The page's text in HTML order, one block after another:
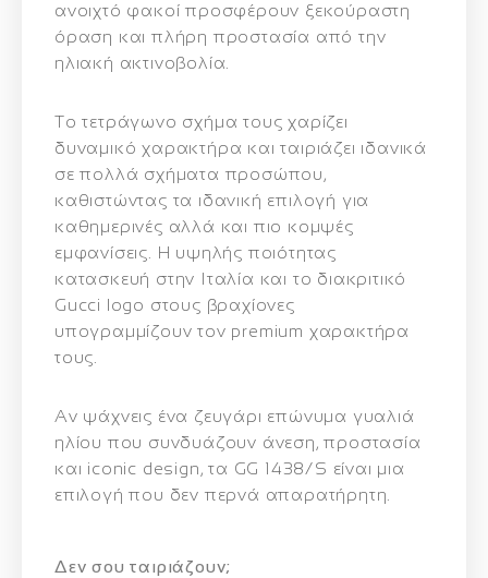
ανοιχτό φακοί προσφέρουν ξεκούραστη
όραση και πλήρη προστασία από την
ηλιακή ακτινοβολία.
Το τετράγωνο σχήμα τους χαρίζει
δυναμικό χαρακτήρα και ταιριάζει ιδανικά
σε πολλά σχήματα προσώπου,
καθιστώντας τα ιδανική επιλογή για
καθημερινές αλλά και πιο κομψές
εμφανίσεις. Η υψηλής ποιότητας
κατασκευή στην Ιταλία και το διακριτικό
Gucci logo στους βραχίονες
υπογραμμίζουν τον premium χαρακτήρα
τους.
Αν ψάχνεις ένα ζευγάρι επώνυμα γυαλιά
ηλίου που συνδυάζουν άνεση, προστασία
και iconic design, τα GG 1438/S είναι μια
επιλογή που δεν περνά απαρατήρητη.
Δεν σου ταιριάζουν;